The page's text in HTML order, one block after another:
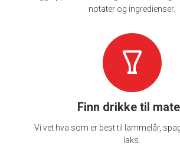
notater og ingredienser.
Finn drikke til
Vi vet hva som er best til lammelår,
laks.